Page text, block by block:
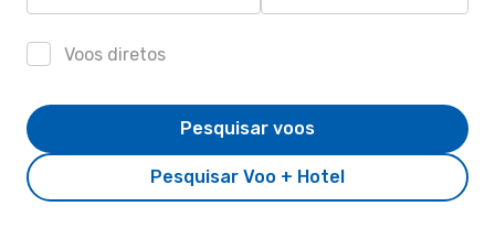
Voos diretos
Pesquisar Voo + Hotel
Pesquisar voos